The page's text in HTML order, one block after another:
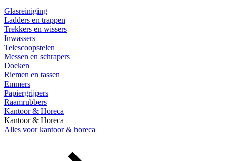
Glasreiniging
Ladders en trappen
Trekkers en wissers
Inwassers
Telescoopstelen
Messen en schrapers
Doeken
Riemen en tassen
Emmers
Papiergrijpers
Raamrubbers
Kantoor & Horeca
Kantoor & Horeca
Alles voor kantoor & horeca